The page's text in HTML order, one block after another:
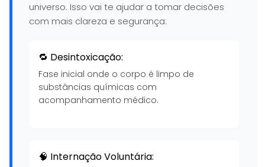
universo. Isso vai te ajudar a tomar decisões
com mais clareza e segurança:
🔁 Desintoxicação:
Fase inicial onde o corpo é limpo de
substâncias químicas com
acompanhamento médico.
🧠 Internação Voluntária: